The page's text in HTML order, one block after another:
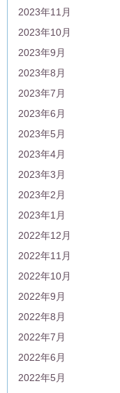
2023年11月
2023年10月
2023年9月
2023年8月
2023年7月
2023年6月
2023年5月
2023年4月
2023年3月
2023年2月
2023年1月
2022年12月
2022年11月
2022年10月
2022年9月
2022年8月
2022年7月
2022年6月
2022年5月